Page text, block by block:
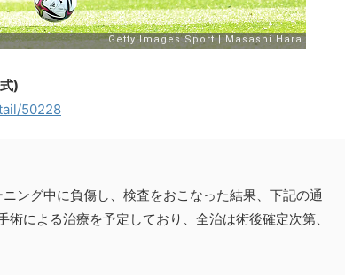
)
50228
ング中に負傷し、検査をおこなった結果、下記の通
術による治療を予定しており、全治は術後確定次第、